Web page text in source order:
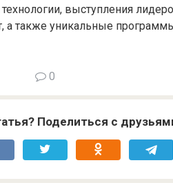
выступления
а также уникальные
0
Поделиться с